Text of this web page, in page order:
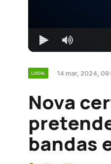
LOCAL 14 mar, 2024,
Nova
bandas